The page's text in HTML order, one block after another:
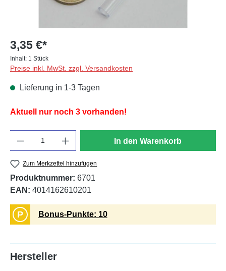
3,35 €*
Inhalt: 1 Stück
Preise inkl. MwSt. zzgl. Versandkosten
Lieferung in 1-3 Tagen
Aktuell nur noch 3 vorhanden!
In den Warenkorb
Zum Merkzettel hinzufügen
Produktnummer: 6701
EAN: 4014162610201
P Bonus-Punkte: 10
Hersteller